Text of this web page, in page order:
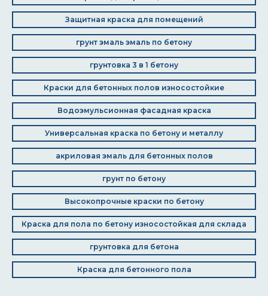
Защитная краска для помещений
грунт эмаль эмаль по бетону
грунтовка 3 в 1 бетону
Краски для бетонных полов износостойкие
Водоэмульсионная фасадная краска
Универсальная краска по бетону и металлу
акриловая эмаль для бетонных полов
грунт по бетону
Высокопрочные краски по бетону
Краска для пола по бетону износостойкая для склада
грунтовка для бетона
Краска для бетонного пола